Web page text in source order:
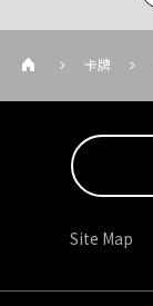
卡牌
Site Map